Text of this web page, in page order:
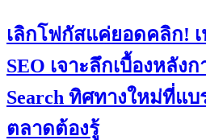
เลิกโฟกัสแค่ยอดคลิก!
SEO เจาะลึกเบื้องหลัง
Search ทิศทางใหม่ที่แ
ตลาดต้องรู้